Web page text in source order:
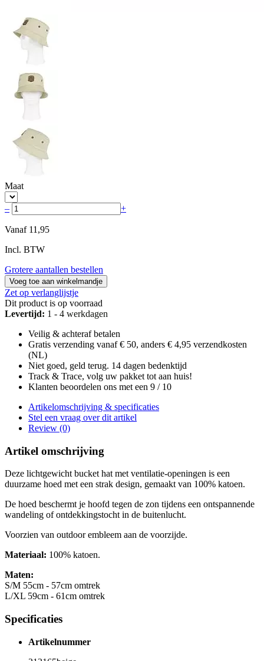
Maat
– +
Vanaf 11,95
Incl. BTW
Grotere aantallen bestellen
Voeg toe aan winkelmandje
Zet op verlanglijstje
Dit product is op voorraad
Levertijd: 1 - 4 werkdagen
Veilig & achteraf betalen
Gratis verzending vanaf € 50, anders € 4,95 verzendkosten
(NL)
Niet goed, geld terug. 14 dagen bedenktijd
Track & Trace, volg uw pakket tot aan huis!
Klanten beoordelen ons met een 9 / 10
Artikelomschrijving & specificaties
Stel een vraag over dit artikel
Review (0)
Artikel omschrijving
Deze lichtgewicht bucket hat met ventilatie-openingen is een
duurzame hoed met een strak design, gemaakt van 100% katoen.
De hoed beschermt je hoofd tegen de zon tijdens een ontspannende
wandeling of ontdekkingstocht in de buitenlucht.
Voorzien van outdoor embleem aan de voorzijde.
Materiaal: 100% katoen.
Maten:
S/M 55cm - 57cm omtrek
L/XL 59cm - 61cm omtrek
Specificaties
Artikelnummer